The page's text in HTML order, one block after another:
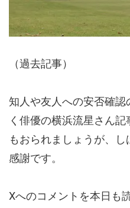
（過去記事）
知人や友人への安否確
く俳優の横浜流星さん
もおられましょうが、
感謝です。
Xへのコメントを本日も